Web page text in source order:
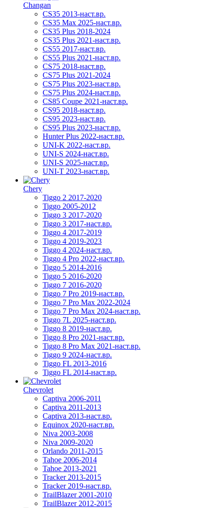
Changan
CS35 2013-наст.вр.
CS35 Max 2025-наст.вр.
CS35 Plus 2018-2024
CS35 Plus 2021-наст.вр.
CS55 2017-наст.вр.
CS55 Plus 2021-наст.вр.
CS75 2018-наст.вр.
CS75 Plus 2021-2024
CS75 Plus 2023-наст.вр.
CS75 Plus 2024-наст.вр.
CS85 Coupe 2021-наст.вр.
CS95 2018-наст.вр.
CS95 2023-наст.вр.
CS95 Plus 2023-наст.вр.
Hunter Plus 2022-наст.вр.
UNI-K 2022-наст.вр.
UNI-S 2024-наст.вр.
UNI-S 2025-наст.вр.
UNI-T 2023-наст.вр.
Chery
Tiggo 2 2017-2020
Tiggo 2005-2012
Tiggo 3 2017-2020
Tiggo 3 2017-наст.вр.
Tiggo 4 2017-2019
Tiggo 4 2019-2023
Tiggo 4 2024-наст.вр.
Tiggo 4 Pro 2022-наст.вр.
Tiggo 5 2014-2016
Tiggo 5 2016-2020
Tiggo 7 2016-2020
Tiggo 7 Pro 2019-наст.вр.
Tiggo 7 Pro Max 2022-2024
Tiggo 7 Pro Max 2024-наст.вр.
Tiggo 7L 2025-наст.вр.
Tiggo 8 2019-наст.вр.
Tiggo 8 Pro 2021-наст.вр.
Tiggo 8 Pro Max 2021-наст.вр.
Tiggo 9 2024-наст.вр.
Tiggo FL 2013-2016
Tiggo FL 2014-наст.вр.
Chevrolet
Captiva 2006-2011
Captiva 2011-2013
Captiva 2013-наст.вр.
Equinox 2020-наст.вр.
Niva 2003-2008
Niva 2009-2020
Orlando 2011-2015
Tahoe 2006-2014
Tahoe 2013-2021
Tracker 2013-2015
Tracker 2019-наст.вр.
TrailBlazer 2001-2010
TrailBlazer 2012-2015